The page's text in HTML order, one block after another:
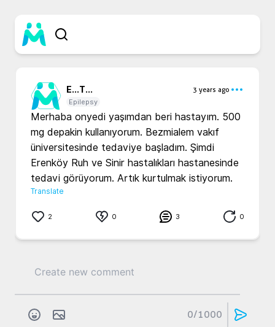
E...T...
3 years ago
Epilepsy
Merhaba onyedi yaşımdan beri hastayım. 500
mg depakin kullanıyorum. Bezmialem vakıf
üniversitesinde tedaviye başladım. Şimdi
Erenköy Ruh ve Sinir hastalıkları hastanesinde
tedavi görüyorum. Artık kurtulmak istiyorum.
Translate
2 0 3 0
0/1000